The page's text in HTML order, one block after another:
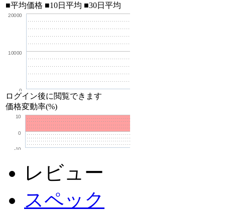
■平均価格 ■10日平均 ■30日平均
0
10000
20000
ログイン後に閲覧できます
価格変動率(%)
-10
0
10
レビュー
スペック